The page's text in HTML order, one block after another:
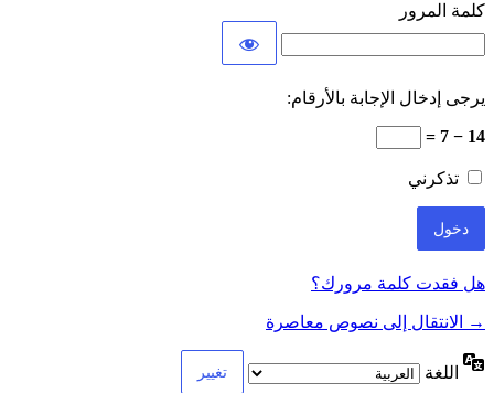
كلمة المرور
يرجى إدخال الإجابة بالأرقام:
14 − 7 =
تذكرني
هل فقدت كلمة مرورك؟
→ الانتقال إلى نصوص معاصرة
اللغة